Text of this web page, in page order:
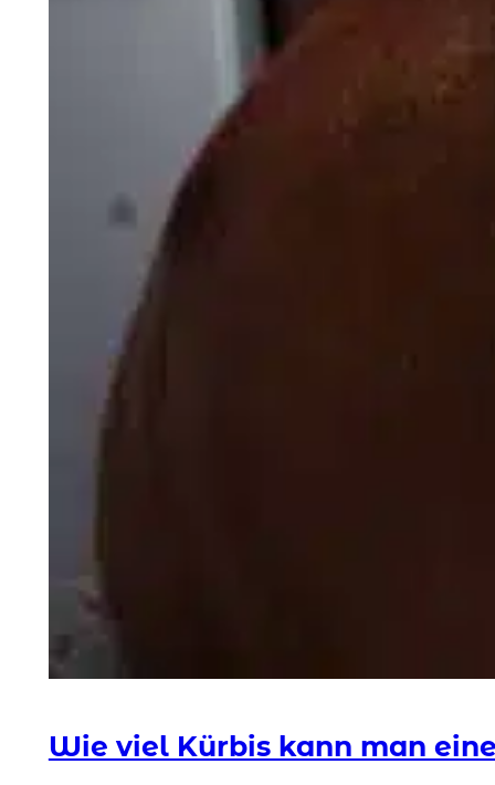
Wie viel Kürbis kann man